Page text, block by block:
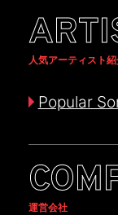
人気アーティスト
Popular
運営会社